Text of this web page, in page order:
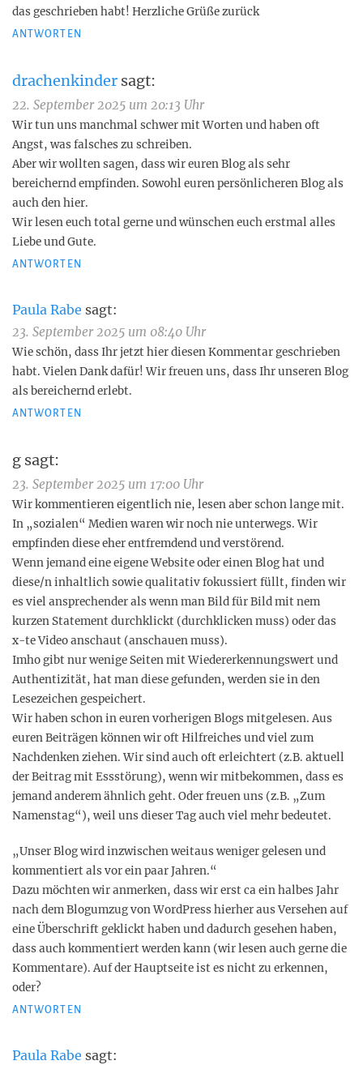
das geschrieben habt! Herzliche Grüße zurück
ANTWORTEN
drachenkinder sagt:
22. September 2025 um 20:13 Uhr
Wir tun uns manchmal schwer mit Worten und haben oft
Angst, was falsches zu schreiben.
Aber wir wollten sagen, dass wir euren Blog als sehr
bereichernd empfinden. Sowohl euren persönlicheren Blog als
auch den hier.
Wir lesen euch total gerne und wünschen euch erstmal alles
Liebe und Gute.
ANTWORTEN
Paula Rabe sagt:
23. September 2025 um 08:40 Uhr
Wie schön, dass Ihr jetzt hier diesen Kommentar geschrieben
habt. Vielen Dank dafür! Wir freuen uns, dass Ihr unseren Blog
als bereichernd erlebt.
ANTWORTEN
g sagt:
23. September 2025 um 17:00 Uhr
Wir kommentieren eigentlich nie, lesen aber schon lange mit.
In „sozialen“ Medien waren wir noch nie unterwegs. Wir
empfinden diese eher entfremdend und verstörend.
Wenn jemand eine eigene Website oder einen Blog hat und
diese/n inhaltlich sowie qualitativ fokussiert füllt, finden wir
es viel ansprechender als wenn man Bild für Bild mit nem
kurzen Statement durchklickt (durchklicken muss) oder das
x-te Video anschaut (anschauen muss).
Imho gibt nur wenige Seiten mit Wiedererkennungswert und
Authentizität, hat man diese gefunden, werden sie in den
Lesezeichen gespeichert.
Wir haben schon in euren vorherigen Blogs mitgelesen. Aus
euren Beiträgen können wir oft Hilfreiches und viel zum
Nachdenken ziehen. Wir sind auch oft erleichtert (z.B. aktuell
der Beitrag mit Essstörung), wenn wir mitbekommen, dass es
jemand anderem ähnlich geht. Oder freuen uns (z.B. „Zum
Namenstag“), weil uns dieser Tag auch viel mehr bedeutet.
„Unser Blog wird inzwischen weitaus weniger gelesen und
kommentiert als vor ein paar Jahren.“
Dazu möchten wir anmerken, dass wir erst ca ein halbes Jahr
nach dem Blogumzug von WordPress hierher aus Versehen auf
eine Überschrift geklickt haben und dadurch gesehen haben,
dass auch kommentiert werden kann (wir lesen auch gerne die
Kommentare). Auf der Hauptseite ist es nicht zu erkennen,
oder?
ANTWORTEN
Paula Rabe sagt: